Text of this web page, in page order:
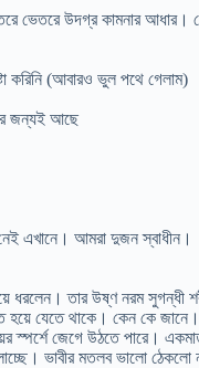
ভেতরে উদগ্র কামনার আধার।
করিনি (আবারও ভুল পথে গেলাম)
জন্যই আছে
এখানে। আমরা দুজন স্বাধীন।
ধরলেন। তার উষ্ণ নরম সুগন্ধী
হয়ে যেতে থাকে। কেন কে
জেগে উঠতে পারে। একমাত্র
ভাবীর মতলব ভালো